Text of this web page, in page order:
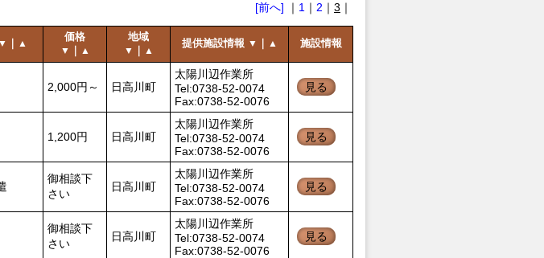
[前へ] ｜ 1 ｜ 2 ｜ 3 ｜
▼ ▲
価格
▼ ▲
地域
▼ ▲
提供施設情報 ▼ ▲ 施設情報
2,000円～ 日高川町
太陽川辺作業所
Tel:0738-52-0074
Fax:0738-52-0076
見る
1,200円 日高川町
太陽川辺作業所
Tel:0738-52-0074
Fax:0738-52-0076
見る
御相談下
さい
日高川町
太陽川辺作業所
Tel:0738-52-0074
Fax:0738-52-0076
見る
御相談下
さい
日高川町
太陽川辺作業所
Tel:0738-52-0074
Fax:0738-52-0076
見る